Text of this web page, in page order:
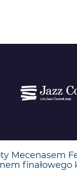
Mecenasem
finałowego